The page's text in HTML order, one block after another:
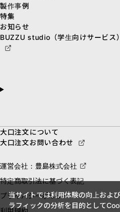
製作事例
特集
お知らせ
BUZZU studio（学生向けサービス）
大口注文について
大口注文お問い合わせ
運営会社：豊島株式会社
特定商取引法に基づく表記
プライバシーポリシー
当サイトでは利用体験の向上およ
ラフィックの分析を目的として